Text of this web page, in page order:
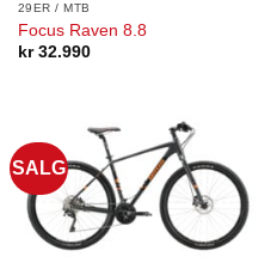
29ER / MTB
Focus Raven 8.8
kr32.990
SALG